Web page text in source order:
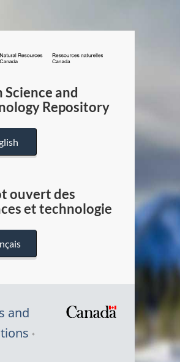
/
Canada
Science and
Repository
ouvert des
et technologie
and
Symbole